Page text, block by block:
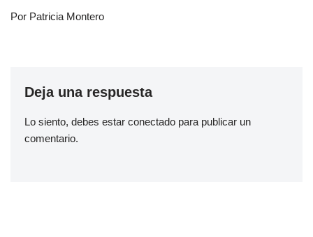
Por Patricia Montero
Deja una respuesta
Lo siento, debes estar conectado para publicar un
comentario.